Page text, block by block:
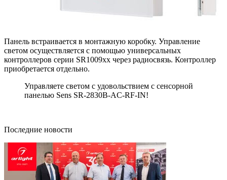
Панель встраивается в монтажную коробку. Управление
светом осуществляется с помощью универсальных
контроллеров серии SR1009xx через радиосвязь. Контроллер
приобретается отдельно.
Управляете светом с удовольствием с сенсорной
панелью Sens SR-2830B-AC-RF-IN!
Последние новости